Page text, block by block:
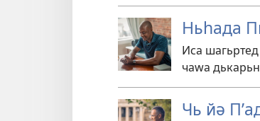
Ньһада
Иса
чаԝа
Чь йә